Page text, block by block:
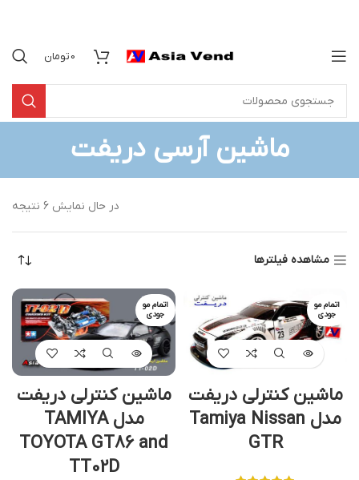
0تومان
ماشین آرسی دریفت
در حال نمایش 6 نتیجه
مشاهده فیلترها
اتمام مو
جودی
ماشین کنترلی دریفت
مدل Tamiya Nissan
GTR
اتمام مو
جودی
ماشین کنترلی دریفت
مدل TAMIYA
TOYOTA GT86 and
TT02D